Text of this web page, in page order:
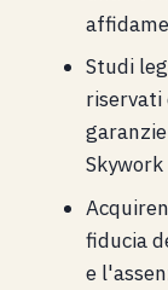
Studi
riservati
fiducia
e